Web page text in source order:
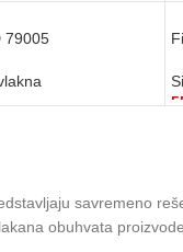
79005
savremeno
obuhvata